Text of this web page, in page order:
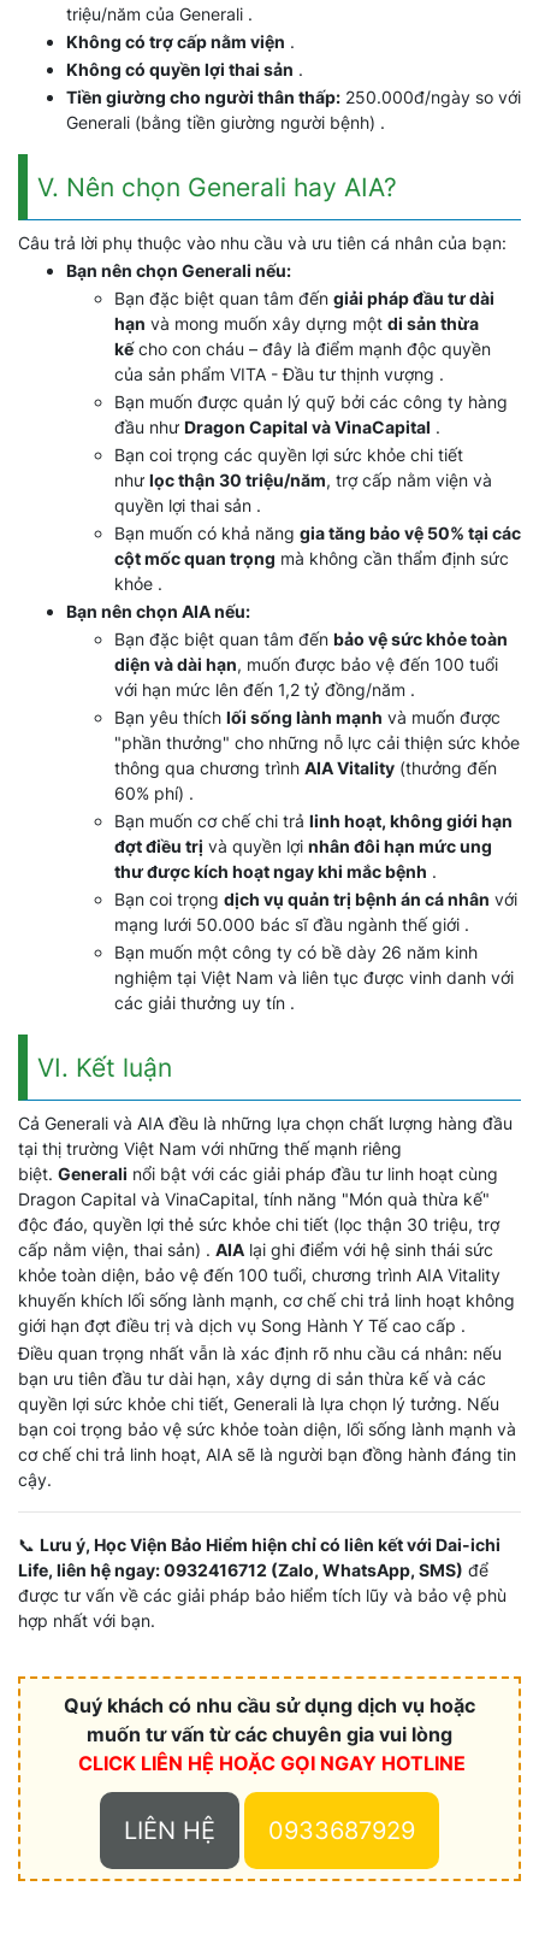
triệu/năm của Generali .
Không có trợ cấp nằm viện .
Không có quyền lợi thai sản .
Tiền giường cho người thân thấp: 250.000đ/ngày so với
Generali (bằng tiền giường người bệnh) .
V. Nên chọn Generali hay AIA?
Câu trả lời phụ thuộc vào nhu cầu và ưu tiên cá nhân của bạn:
Bạn nên chọn Generali nếu:
Bạn đặc biệt quan tâm đến giải pháp đầu tư dài
hạn và mong muốn xây dựng một di sản thừa
kếcho con cháu – đây là điểm mạnh độc quyền
của sản phẩm VITA - Đầu tư thịnh vượng .
Bạn muốn được quản lý quỹ bởi các công ty hàng
đầu như Dragon Capital và VinaCapital .
Bạn coi trọng các quyền lợi sức khỏe chi tiết
như lọc thận 30 triệu/năm, trợ cấp nằm viện và
quyền lợi thai sản .
Bạn muốn có khả năng gia tăng bảo vệ 50% tại các
cột mốc quan trọng mà không cần thẩm định sức
khỏe .
Bạn nên chọn AIA nếu:
Bạn đặc biệt quan tâm đến bảo vệ sức khỏe toàn
diện và dài hạn, muốn được bảo vệ đến 100 tuổi
với hạn mức lên đến 1,2 tỷ đồng/năm .
Bạn yêu thích lối sống lành mạnh và muốn được
"phần thưởng" cho những nỗ lực cải thiện sức khỏe
thông qua chương trình AIA Vitality (thưởng đến
60% phí) .
Bạn muốn cơ chế chi trả linh hoạt, không giới hạn
đợt điều trị và quyền lợi nhân đôi hạn mức ung
thư được kích hoạt ngay khi mắc bệnh .
Bạn coi trọng dịch vụ quản trị bệnh án cá nhân với
mạng lưới 50.000 bác sĩ đầu ngành thế giới .
Bạn muốn một công ty có bề dày 26 năm kinh
nghiệm tại Việt Nam và liên tục được vinh danh với
các giải thưởng uy tín .
VI. Kết luận
Cả Generali và AIA đều là những lựa chọn chất lượng hàng đầu
tại thị trường Việt Nam với những thế mạnh riêng
biệt. Generali nổi bật với các giải pháp đầu tư linh hoạt cùng
Dragon Capital và VinaCapital, tính năng "Món quà thừa kế"
độc đáo, quyền lợi thẻ sức khỏe chi tiết (lọc thận 30 triệu, trợ
cấp nằm viện, thai sản) . AIA lại ghi điểm với hệ sinh thái sức
khỏe toàn diện, bảo vệ đến 100 tuổi, chương trình AIA Vitality
khuyến khích lối sống lành mạnh, cơ chế chi trả linh hoạt không
giới hạn đợt điều trị và dịch vụ Song Hành Y Tế cao cấp .
Điều quan trọng nhất vẫn là xác định rõ nhu cầu cá nhân: nếu
bạn ưu tiên đầu tư dài hạn, xây dựng di sản thừa kế và các
quyền lợi sức khỏe chi tiết, Generali là lựa chọn lý tưởng. Nếu
bạn coi trọng bảo vệ sức khỏe toàn diện, lối sống lành mạnh và
cơ chế chi trả linh hoạt, AIA sẽ là người bạn đồng hành đáng tin
cậy.
📞 Lưu ý, Học Viện Bảo Hiểm hiện chỉ có liên kết với Dai-ichi
Life, liên hệ ngay: 0932416712 (Zalo, WhatsApp, SMS) để
được tư vấn về các giải pháp bảo hiểm tích lũy và bảo vệ phù
hợp nhất với bạn.
Quý khách có nhu cầu sử dụng dịch vụ hoặc
muốn tư vấn từ các chuyên gia vui lòng
CLICK LIÊN HỆ HOẶC GỌI NGAY HOTLINE
LIÊN HỆ 0933687929